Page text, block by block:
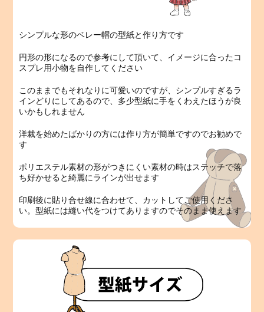
シンプルな形のベレー帽の型紙と作り方です
円形の形になるので参考にして頂いて、イメージに合ったコ
スプレ用小物を自作してください
このままでもそれなりに可愛いのですが、シンプルすぎるラ
インどりにしてあるので、多少型紙に手をくわえたほうが良
いかもしれません
洋裁を始めたばかりの方には作り方が簡単ですのでお勧めで
す
ポリエステル素材の形がつきにくい素材の時はステッチで落
ち好かせると綺麗にラインが出せます
印刷後に貼り合せ線に合わせて、カットしてご使用くださ
い。型紙には縫い代をつけてありますのでそのまま使えます